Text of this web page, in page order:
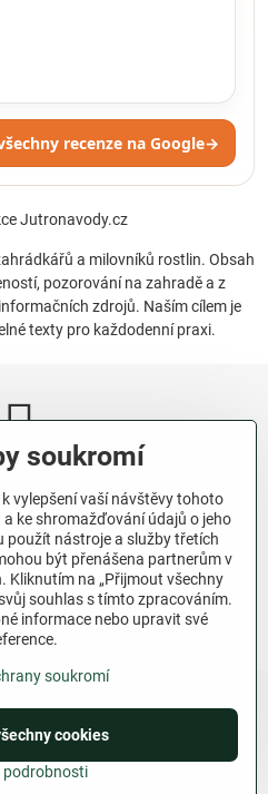
recenze na Google→
Jutronavody.cz
a milovníků rostlin. Obsah
pozorování na zahradě a z
zdrojů. Naším cílem je
texty pro každodenní praxi.
novinky:
Odebírat
e-mailem.
Zásady ochrany soukromí
ByznysWeb.cz
soukromí
vylepšení vaší návštěvy tohoto
ke shromažďování údajů o jeho
použít nástroje a služby třetích
být přenášena partnerům v
Kliknutím na „Přijmout všechny
souhlas s tímto zpracováním.
informace nebo upravit své
soukromí
podrobnosti
cookies